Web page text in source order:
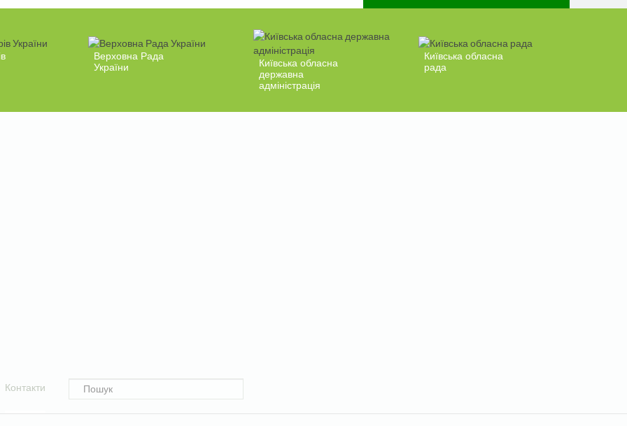
Верховна Рада
України
Київська обласна
державна
адміністрація
Київська обласна
рада
Контакти